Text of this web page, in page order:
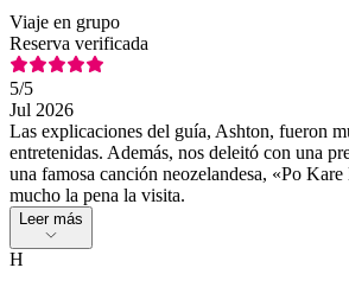
Viaje en grupo
Reserva verificada
5/5
Jul 2026
Las explicaciones del guía, Ashton, fueron
entretenidas. Además, nos deleitó con una
una famosa canción neozelandesa, «Po
mucho la pena la visita.
Leer más
H